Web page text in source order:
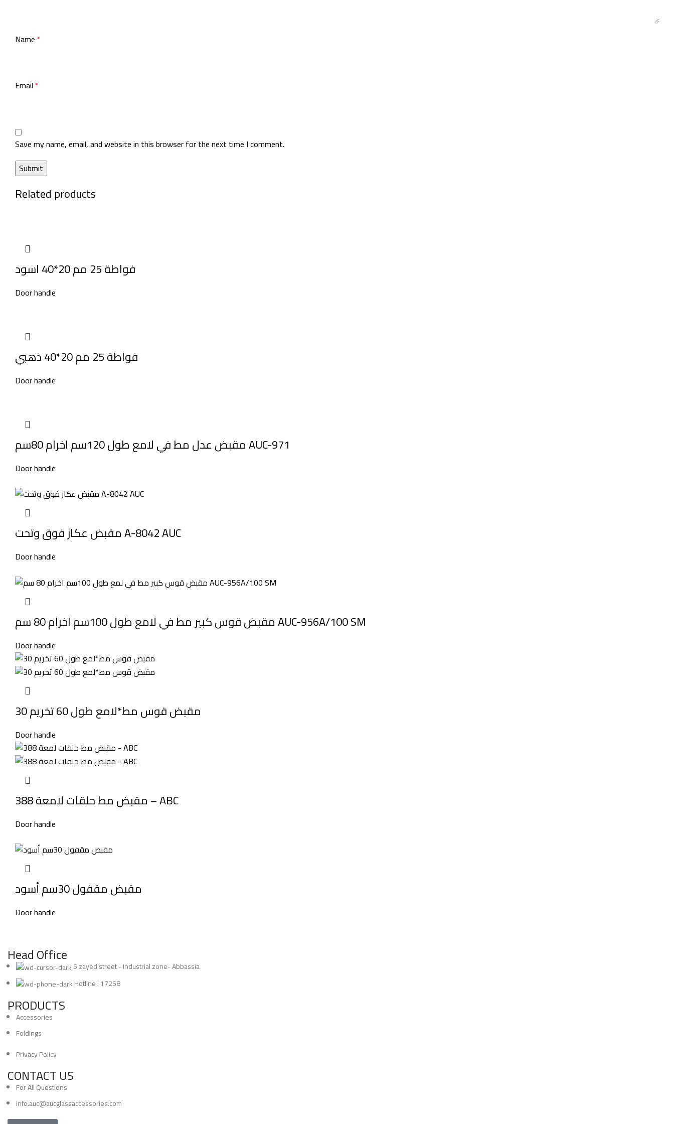
Name *
Email *
Save my name, email, and website in this browser for the next time I comment.
Related products
فواطة 25 مم 20*40 اسود
Door handle
فواطة 25 مم 20*40 ذهبي
Door handle
مقبض عدل مط في لامع طول 120سم اخرام 80سم AUC-971
Door handle
مقبض عكاز فوق وتحت A-8042 AUC
Door handle
مقبض قوس كبير مط في لامع طول 100سم اخرام 80 سم AUC-956A/100 SM
Door handle
مقبض قوس مط*لامع طول 60 تخريم 30
Door handle
مقبض مط حلقات لامعة 388 – ABC
Door handle
مقبض مقفول 30سم أسود
Door handle
Head Office
5 zayed street - Industrial zone- Abbassia
Hotline : 17258
PRODUCTS
Accessories
Foldings
Privacy Policy
CONTACT US
For All Questions
info.auc@aucglassaccessories.com